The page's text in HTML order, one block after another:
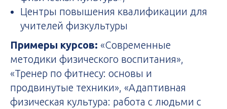
Центры повышения квалификации для
учителей физкультуры
Примеры курсов: «Современные
методики физического воспитания»,
«Тренер по фитнесу: основы и
продвинутые техники», «Адаптивная
физическая культура: работа с людьми с